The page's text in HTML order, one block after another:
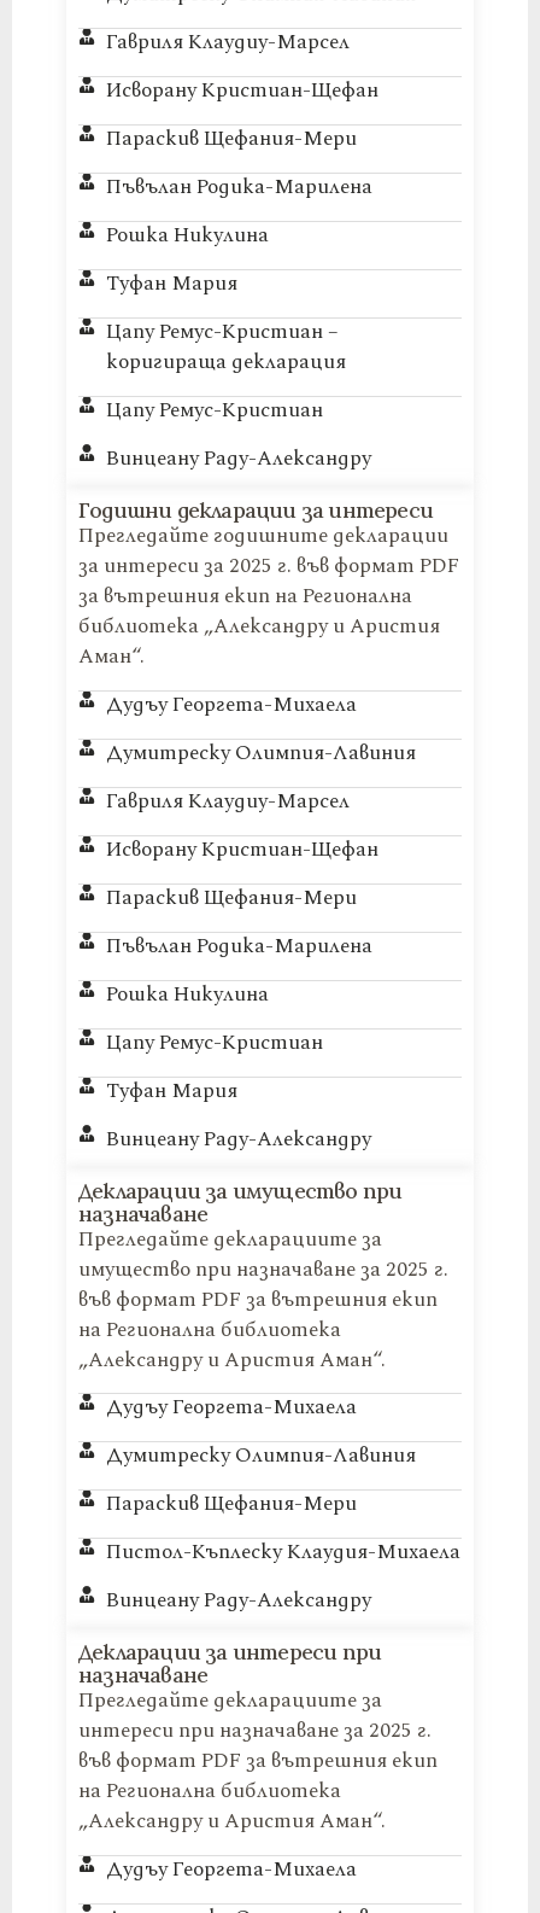
Гавриля Клаудиу-Марсел
Исворану Кристиан-Щефан
Параскив Щефания-Мери
Пъвълан Родика-Марилена
Рошка Никулина
Туфан Мария
Цапу Ремус-Кристиан –
коригираща декларация
Цапу Ремус-Кристиан
Винцеану Раду-Александру
Годишни декларации за интереси
Прегледайте годишните декларации
за интереси за 2025 г. във формат PDF
за вътрешния екип на Регионална
библиотека „Александру и Аристия
Аман“.
Дудъу Георгета-Михаела
Думитреску Олимпия-Лавиния
Гавриля Клаудиу-Марсел
Исворану Кристиан-Щефан
Параскив Щефания-Мери
Пъвълан Родика-Марилена
Рошка Никулина
Цапу Ремус-Кристиан
Туфан Мария
Винцеану Раду-Александру
Декларации за имущество при
назначаване
Прегледайте декларациите за
имущество при назначаване за 2025 г.
във формат PDF за вътрешния екип
на Регионална библиотека
„Александру и Аристия Аман“.
Дудъу Георгета-Михаела
Думитреску Олимпия-Лавиния
Параскив Щефания-Мери
Пистол-Къплеску Клаудия-Михаела
Винцеану Раду-Александру
Декларации за интереси при
назначаване
Прегледайте декларациите за
интереси при назначаване за 2025 г.
във формат PDF за вътрешния екип
на Регионална библиотека
„Александру и Аристия Аман“.
Дудъу Георгета-Михаела